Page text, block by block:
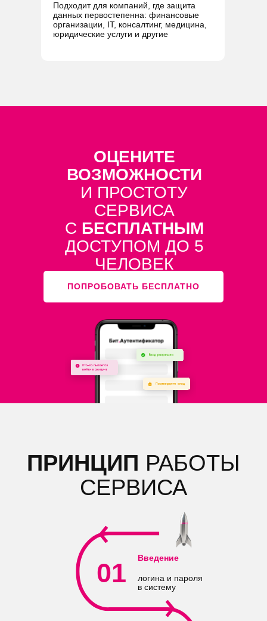
Подходит для компаний, где защита
данных первостепенна: финансовые
организации, IT, консалтинг, медицина,
юридические услуги и другие
ОЦЕНИТЕ
ВОЗМОЖНОСТИ
И ПРОСТОТУ
СЕРВИСА
С БЕСПЛАТНЫМ
ДОСТУПОМ ДО 5
ЧЕЛОВЕК
ПОПРОБОВАТЬ БЕСПЛАТНО
ПРИНЦИП РАБОТЫ
СЕРВИСА
логина и пароля
в систему
Введение
01